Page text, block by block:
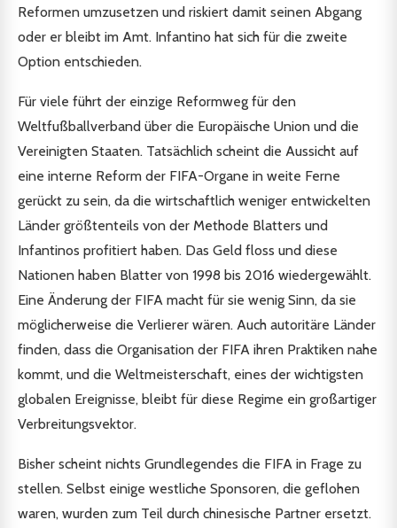
Reformen umzusetzen und riskiert damit seinen Abgang
oder er bleibt im Amt. Infantino hat sich für die zweite
Option entschieden.
Für viele führt der einzige Reformweg für den
Weltfußballverband über die Europäische Union und die
Vereinigten Staaten. Tatsächlich scheint die Aussicht auf
eine interne Reform der FIFA-Organe in weite Ferne
gerückt zu sein, da die wirtschaftlich weniger entwickelten
Länder größtenteils von der Methode Blatters und
Infantinos profitiert haben. Das Geld floss und diese
Nationen haben Blatter von 1998 bis 2016 wiedergewählt.
Eine Änderung der FIFA macht für sie wenig Sinn, da sie
möglicherweise die Verlierer wären. Auch autoritäre Länder
finden, dass die Organisation der FIFA ihren Praktiken nahe
kommt, und die Weltmeisterschaft, eines der wichtigsten
globalen Ereignisse, bleibt für diese Regime ein großartiger
Verbreitungsvektor.
Bisher scheint nichts Grundlegendes die FIFA in Frage zu
stellen. Selbst einige westliche Sponsoren, die geflohen
waren, wurden zum Teil durch chinesische Partner ersetzt.